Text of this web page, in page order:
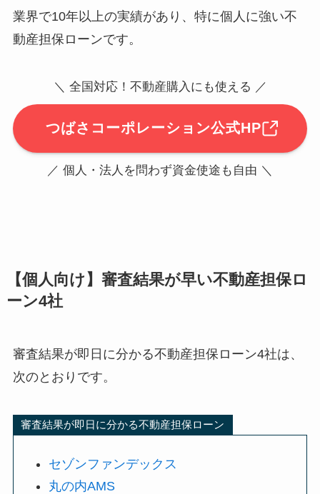
業界で10年以上の実績があり、特に個人に強い不
動産担保ローンです。
＼ 全国対応！不動産購入にも使える ／
つばさコーポレーション公式HP
／ 個人・法人を問わず資金使途も自由 ＼
【個人向け】審査結果が早い不動産担保ロ
ーン4社
審査結果が即日に分かる不動産担保ローン4社は、
次のとおりです。
審査結果が即日に分かる不動産担保ローン
セゾンファンデックス
丸の内AMS